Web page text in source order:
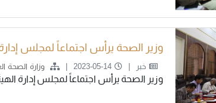
وزير الصحة يرأس اجتماعاً لمجلس إدارة
خبر 2023-05-14 وزارة الصحة
وزير الصحة يرأس اجتماعاً لمجلس إدارة